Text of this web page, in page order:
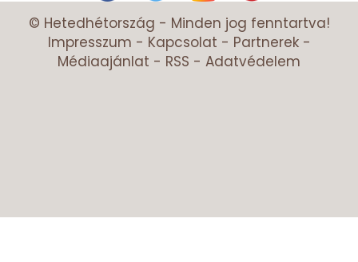
© Hetedhétország - Minden jog fenntartva!
Impresszum - Kapcsolat - Partnerek-
Médiaajánlat - RSS - Adatvédelem